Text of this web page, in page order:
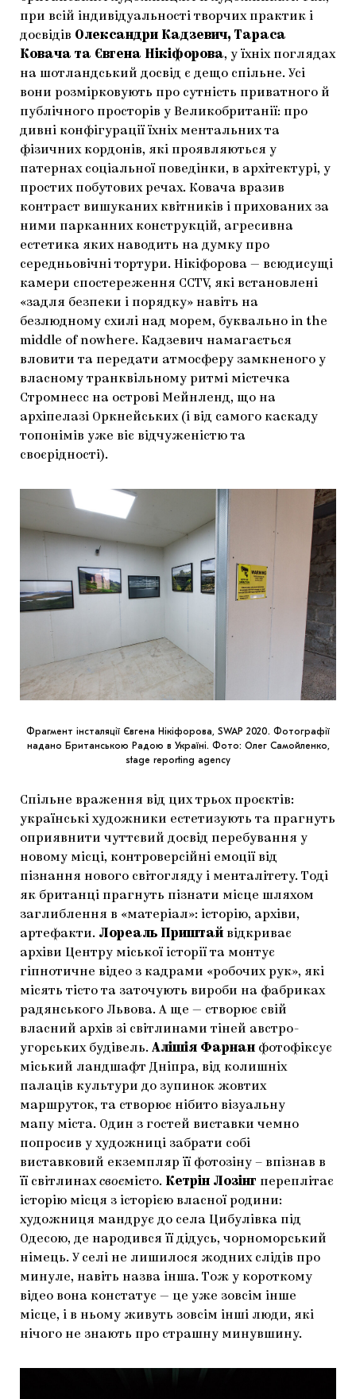
при всій індивідуальності творчих практик і
досвідів Олександри Кадзевич, Тараса
Ковача та Євгена Нікіфорова, у їхніх поглядах
на шотландський досвід є дещо спільне. Усі
вони розмірковують про сутність приватного й
публічного просторів у Великобританії: про
дивні конфігурації їхніх ментальних та
фізичних кордонів, які проявляються у
патернах соціальної поведінки, в архітектурі, у
простих побутових речах. Ковача вразив
контраст вишуканих квітників і прихованих за
ними парканних конструкцій, агресивна
естетика яких наводить на думку про
середньовічні тортури. Нікіфорова — всюдисущі
камери спостереження CCTV, які встановлені
«задля безпеки і порядку» навіть на
безлюдному схилі над морем, буквально in the
middle of nowhere. Кадзевич намагається
вловити та передати атмосферу замкненого у
власному транквільному ритмі містечка
Стромнесс на острові Мейнленд, що на
архіпелазі Оркнейських (і від самого каскаду
топонімів уже віє відчуженістю та
своєрідності).
Фрагмент інсталяції Євгена Нікіфорова, SWAP 2020. Фотографії
надано Британською Радою в Україні. Фото: Олег Самойленко,
stage reporting agency
Спільне враження від цих трьох проєктів:
українські художники естетизують та прагнуть
оприявнити чуттєвий досвід перебування у
новому місці, контроверсійні емоції від
пізнання нового світогляду і менталітету. Тоді
як британці прагнуть пізнати місце шляхом
заглиблення в «матеріал»: історію, архіви,
артефакти. Лореаль Приштай відкриває
архіви Центру міської історії та монтує
гіпнотичне відео з кадрами «робочих рук», які
місять тісто та заточують вироби на фабриках
радянського Львова. А ще — створює свій
власний архів зі світлинами тіней австро-
угорських будівель. Алішія Фарнан фотофіксує
міський ландшафт Дніпра, від колишніх
палаців культури до зупинок жовтих
маршруток, та створює нібито візуальну
мапу міста. Один з гостей виставки чемно
попросив у художниці забрати собі
виставковий екземпляр її фотозіну – впізнав в
її світлинахсвоємісто. Кетрін Лозінг переплітає
історію місця з історією власної родини:
художниця мандрує до села Цибулівка під
Одесою, де народився її дідусь, чорноморський
німець. У селі не лишилося жодних слідів про
минуле, навіть назва інша. Тож у короткому
відео вона констатує — це уже зовсім інше
місце, і в ньому живуть зовсім інші люди, які
нічого не знають про страшну минувшину.